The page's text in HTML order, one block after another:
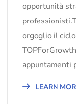
opportunità
orgoglio il
appuntamenti
LEARN